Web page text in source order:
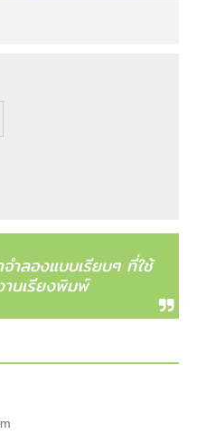
ำลองแบบเรียบๆ ที่ใช้
นเรียงพิมพ์